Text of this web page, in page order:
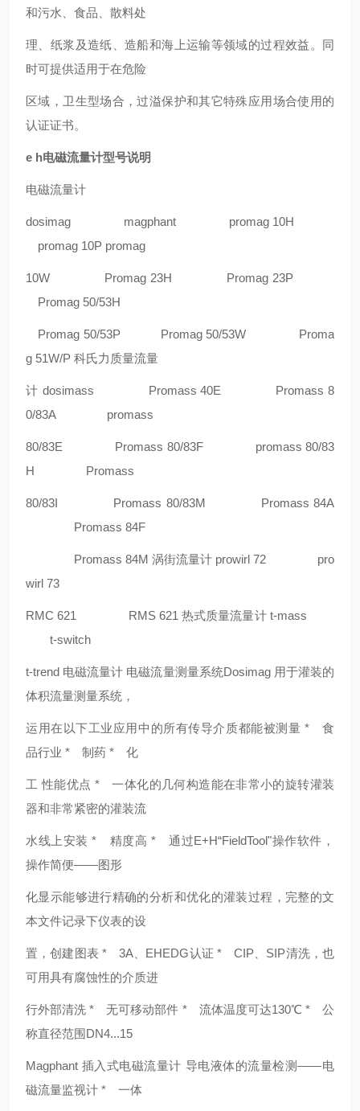
和污水、食品、散料处
理、纸浆及造纸、造船和海上运输等领域的过程效益。同
时可提供适用于在危险
区域，卫生型场合，过溢保护和其它特殊应用场合使用的
认证证书。
e h电磁流量计型号说明
电磁流量计
dosimag magphant promag 10H
promag 10P promag
10W Promag 23H Promag 23P
Promag 50/53H
Promag 50/53P Promag 50/53W Proma
g 51W/P 科氏力质量流量
计 dosimass Promass 40E Promass 8
0/83A promass
80/83E Promass 80/83F promass 80/83
H Promass
80/83I Promass 80/83M Promass 84A
Promass 84F
Promass 84M 涡街流量计 prowirl 72 pro
wirl 73
RMC 621 RMS 621 热式质量流量计 t-mass
t-switch
t-trend 电磁流量计 电磁流量测量系统Dosimag 用于灌装的
体积流量测量系统，
运用在以下工业应用中的所有传导介质都能被测量 * 食
品行业 * 制药 * 化
工 性能优点 * 一体化的几何构造能在非常小的旋转灌装
器和非常紧密的灌装流
水线上安装 * 精度高 * 通过E+H“FieldTool"操作软件，
操作简便——图形
化显示能够进行精确的分析和优化的灌装过程，完整的文
本文件记录下仪表的设
置，创建图表 * 3A、EHEDG认证 * CIP、SIP清洗，也
可用具有腐蚀性的介质进
行外部清洗 * 无可移动部件 * 流体温度可达130℃ * 公
称直径范围DN4...15
Magphant 插入式电磁流量计 导电液体的流量检测——电
磁流量监视计 * 一体